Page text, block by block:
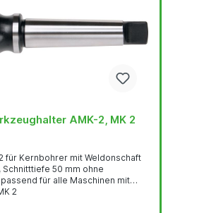
AMK-2, MK 2
für Kernbohrer mit Weldonschaft
Schnitttiefe 50 mm ohne
für alle Maschinen mit
2